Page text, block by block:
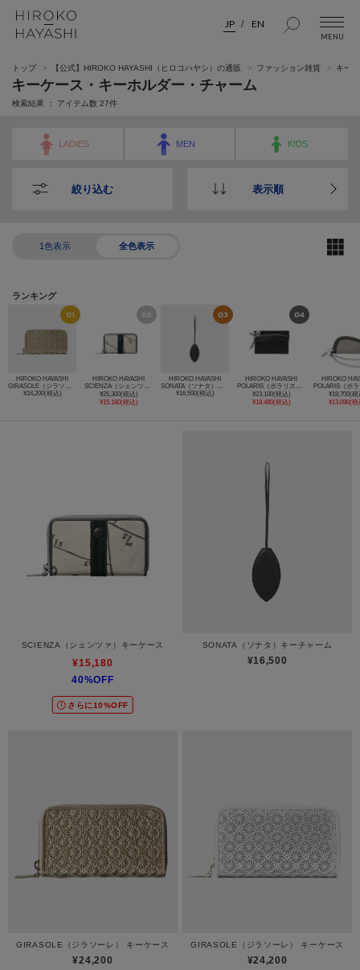
JP EN
トップ 【公式】HIROKO HAYASHI（ヒロコハヤシ）の通販 ファッション雑貨 キー
キーケース・キーホルダー・チャーム
検索結果 ： アイテム数 27件
LADIES MEN KIDS
絞り込む 表示順
1色表示 全色表示
ランキング
HIROKO HAYASHI
¥24,200(税込)
HIROKO HAYASHI
¥25,300(税込)
¥15,180(税込)
HIROKO HAYASHI
¥16,500(税込)
HIROKO HAYASHI
¥23,100(税込)
¥18,480(税込)
HIROKO
¥18,700(税
¥13,090(税
SCIENZA（シェンツァ）キーケース
¥15,180
40%OFF
さらに10%OFF
SONATA（ソナタ）キーチャーム
¥16,500
GIRASOLE（ジラソーレ） キーケース
¥24,200
GIRASOLE（ジラソーレ） キーケース
¥24,200